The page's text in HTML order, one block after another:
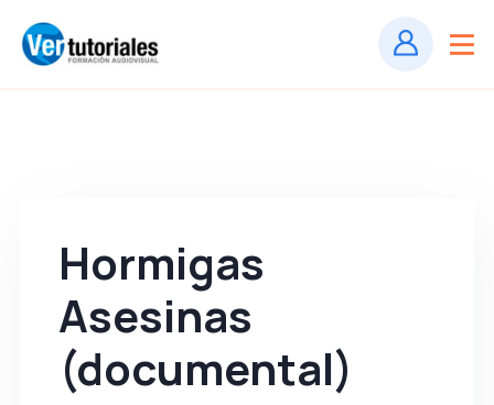
Hormigas
Asesinas
(documental)